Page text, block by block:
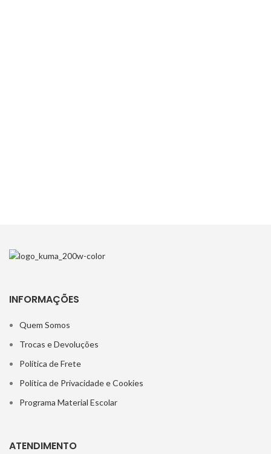
INFORMAÇÕES
Quem Somos
Trocas e Devoluções
Política de Frete
Política de Privacidade e Cookies
Programa Material Escolar
ATENDIMENTO